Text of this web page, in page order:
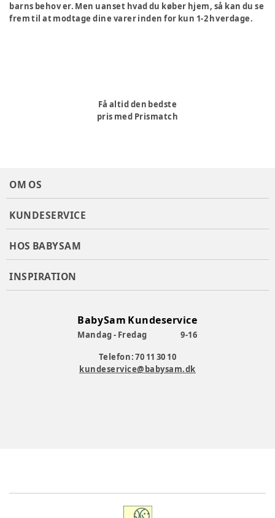
barns behov er. Men uanset hvad du køber hjem, så kan du se
frem til at modtage dine varer inden for kun 1-2 hverdage.
Få altid den bedste
pris med Prismatch
OM OS
KUNDESERVICE
HOS BABYSAM
INSPIRATION
BabySam Kundeservice
Mandag - Fredag
9-16
Telefon: 70 11 30 10
kundeservice@babysam.dk